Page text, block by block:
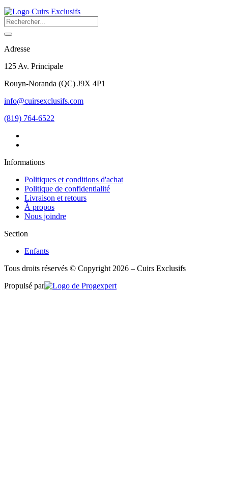
Adresse
125 Av. Principale
Rouyn-Noranda (QC) J9X 4P1
info@cuirsexclusifs.com
(819) 764-6522
Informations
Politiques et conditions d'achat
Politique de confidentialité
Livraison et retours
À propos
Nous joindre
Section
Enfants
Tous droits réservés © Copyright 2026 – Cuirs Exclusifs
Propulsé par